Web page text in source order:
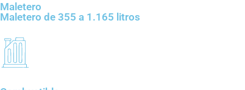
Maletero
Maletero de 355 a 1.165 litros